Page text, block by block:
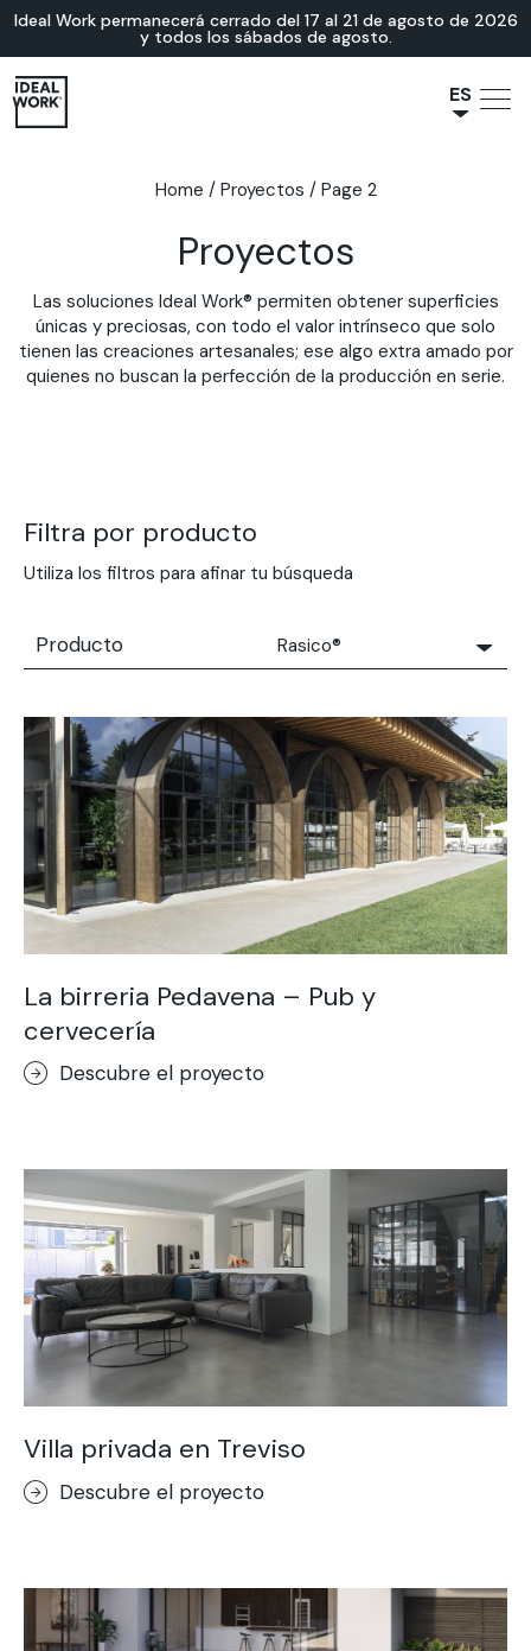
Ideal Work permanecerá cerrado del 17 al 21 de agosto de 2026
y todos los sábados de agosto.
ES
DE
Home / Proyectos / Page 2
Proyectos
Las soluciones Ideal Work® permiten obtener superficies
únicas y preciosas, con todo el valor intrínseco que solo
tienen las creaciones artesanales; ese algo extra amado por
quienes no buscan la perfección de la producción en serie.
Filtra por producto
Utiliza los filtros para afinar tu búsqueda
Producto
Rasico®
Solidro
Microtopping®
Terrae-Calce
Nuvolato Architop®
Hormigón Estampado
Terrae-Calce Venezia
Terrae-Calce Matera
Concrete Optik
Lixio®
Ideal Wall
Pavimento Stenciltop
La birreria Pedavena – Pub y
cervecería
Descubre el proyecto
Villa privada en Treviso
Descubre el proyecto